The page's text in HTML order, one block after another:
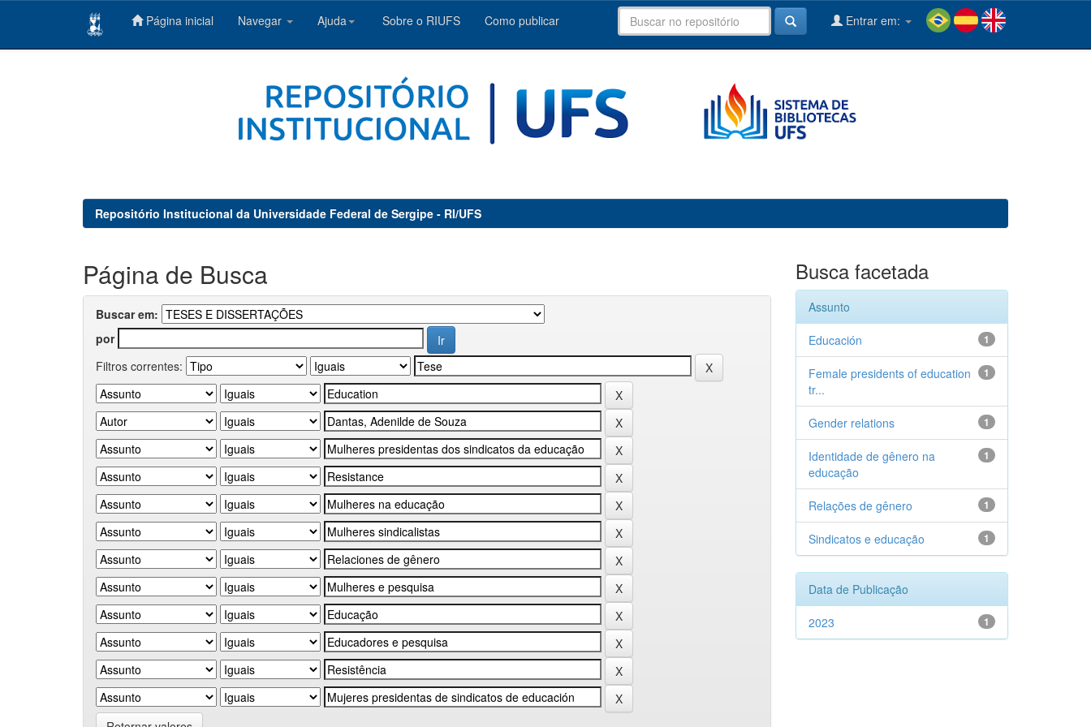
Página inicial Navegar Ajuda Sobre o RIUFS Como publicar Entrar em:
Repositório Institucional da Universidade Federal de Sergipe - RI/UFS
Página de Busca
Buscar em:
por
Filtros correntes:
Busca facetada
Assunto
1
Educación
1
Female presidents of education
tr...
1
Gender relations
1
Identidade de gênero na
educação
1
Relações de gênero
1
Sindicatos e educação
Data de Publicação
1
2023